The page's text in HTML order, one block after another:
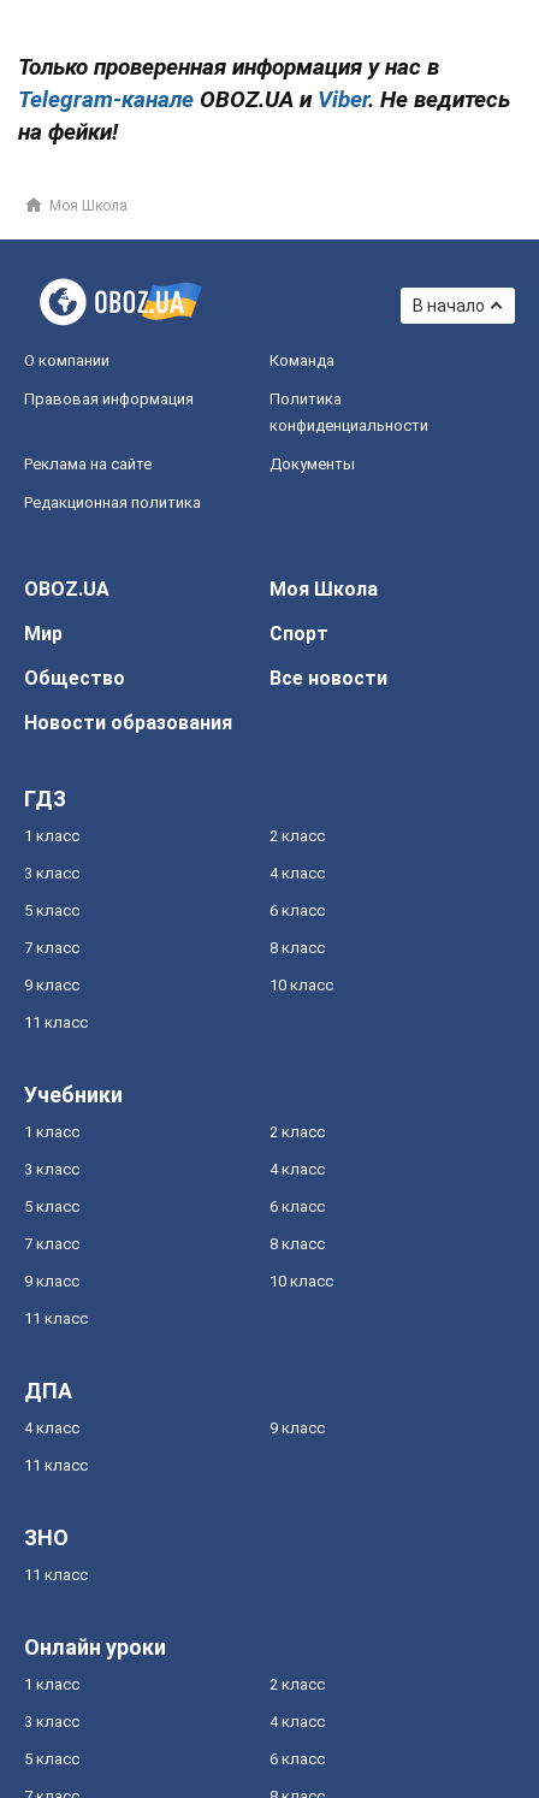
Только проверенная информация у нас в
Telegram-канале OBOZ.UA и Viber. Не ведитесь
на фейки!
Моя Школа
В начало
О компании Команда
Правовая информация
Политика
конфиденциальности
Реклама на сайте Документы
Редакционная политика
OBOZ.UA
Моя Школа
Мир
Спорт
Общество
Все новости
Новости образования
ГДЗ
1 класс 2 класс
3 класс 4 класс
5 класс 6 класс
7 класс 8 класс
9 класс 10 класс
11 класс
Учебники
1 класс 2 класс
3 класс 4 класс
5 класс 6 класс
7 класс 8 класс
9 класс 10 класс
11 класс
ДПА
4 класс 9 класс
11 класс
ЗНО
11 класс
Онлайн уроки
1 класс 2 класс
3 класс 4 класс
5 класс 6 класс